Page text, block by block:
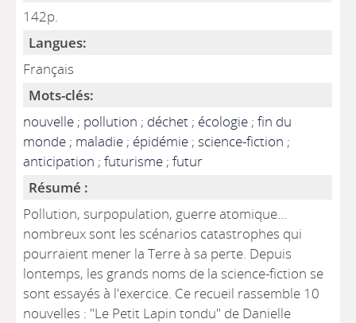
142p.
Langues:
Français
Mots-clés:
nouvelle ; pollution ; déchet ; écologie ;fin du
monde ; maladie ; épidémie ;science-fiction ;
anticipation ;futurisme ;futur
Résumé :
Pollution, surpopulation, guerre atomique...
nombreux sont les scénarios catastrophes qui
pourraient mener la Terre à sa perte. Depuis
lontemps, les grands noms de la science-fiction se
sont essayés à l'exercice. Ce recueil rassemble 10
nouvelles : "Le Petit Lapin tondu" de Danielle